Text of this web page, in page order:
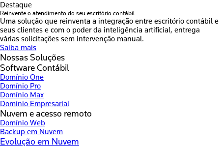
Destaque
Reinvente o atendimento do seu escritório contábil.
Uma solução que reinventa a integração entre escritório contábil e
seus clientes e com o poder da inteligência artificial, entrega
várias solicitações sem intervenção manual.
Saiba mais
Nossas Soluções
Software Contábil
Domínio One
Domínio Pro
Domínio Max
Domínio Empresarial
Nuvem e acesso remoto
Domínio Web
Backup em Nuvem
Evolução em Nuvem